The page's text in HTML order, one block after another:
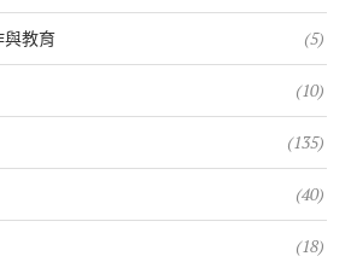
與教育 (5)
(10)
(135)
(40)
(18)